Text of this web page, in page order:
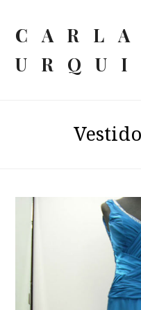
CARLA